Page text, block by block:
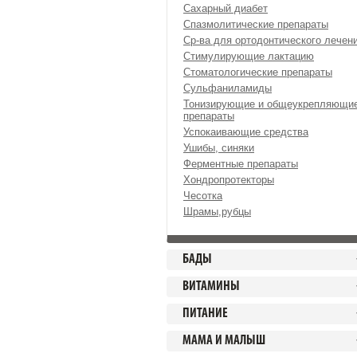
Сахарный диабет
Спазмолитические препараты
Ср-ва для ортодонтического
Стимулирующие лактацию
Стоматологические препараты
Сульфаниламиды
Тонизирующие и
препараты
Успокаивающие средства
Ушибы, синяки
Ферментные препараты
Хондропротекторы
Чесотка
Шрамы,рубцы
БАДЫ
ВИТАМИНЫ
ПИТАНИЕ
МАМА И МАЛЫШ